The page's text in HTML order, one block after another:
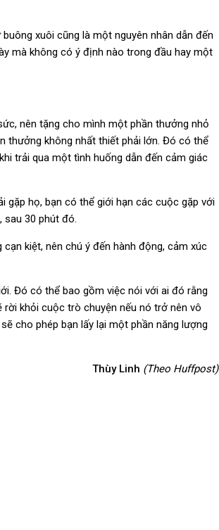
xuôi cũng là một nguyên nhân dẫn đến
mà không có ý định nào trong đầu hay một
nên tặng cho mình một phần thưởng nhỏ
thưởng không nhất thiết phải lớn. Đó có thể
trải qua một tình huống dẫn đến cảm giác
gặp họ, bạn có thể giới hạn các cuộc gặp với
sau 30 phút đó.
kiệt, nên chú ý đến hành động, cảm xúc
Đó có thể bao gồm việc nói với ai đó rằng
khỏi cuộc trò chuyện nếu nó trở nên vô
cho phép bạn lấy lại một phần năng lượng
Thùy Linh (Theo Huffpost)